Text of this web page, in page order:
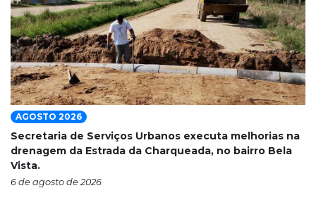
AGOSTO 2026
Secretaria de Serviços Urbanos executa melhorias na
drenagem da Estrada da Charqueada, no bairro Bela
Vista.
6 de agosto de 2026